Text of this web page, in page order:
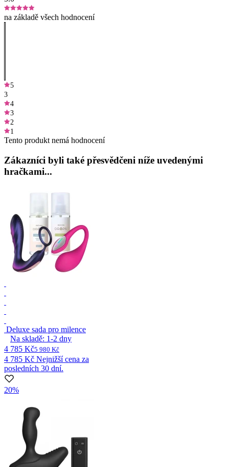
na základě všech hodnocení
5
3
4
3
2
1
Tento produkt nemá hodnocení
Zákazníci byli také přesvědčeni níže uvedenými
hračkami...
Deluxe sada pro milence
Na skladě: 1-2 dny
4 785 Kč5 980 Kč
4 785 Kč Nejnižší cena za
posledních 30 dní.
20%